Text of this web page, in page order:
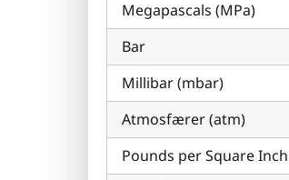
Megapascals (MPa)
Bar
Millibar (mbar)
Atmosfærer (atm)
Pounds per Square